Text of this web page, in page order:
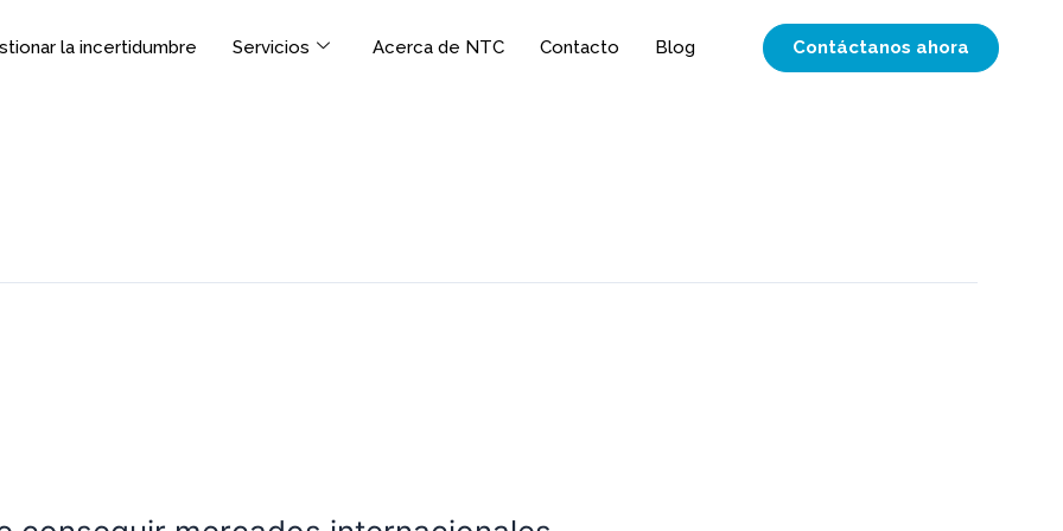
la incertidumbre Servicios Acerca de NTC Contacto Blog Contáctanos ahora